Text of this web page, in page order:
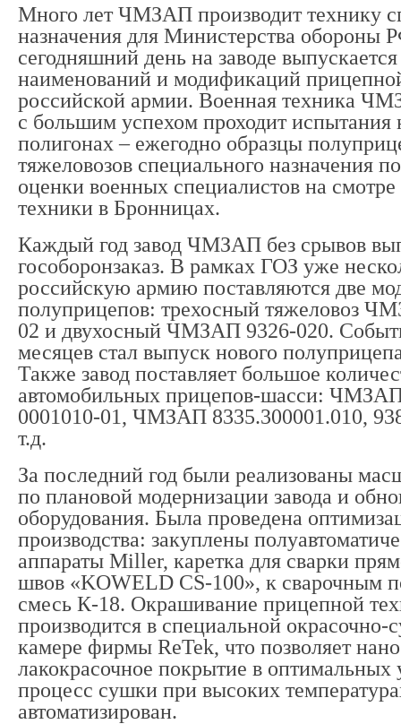
Много лет ЧМЗАП производит технику
назначения для Министерства обороны
сегодняшний день на заводе
наименований и модификаций
российской армии. Военная техника
с большим успехом проходит испытания
полигонах – ежегодно образцы
тяжеловозов специального назначения
оценки военных специалистов на
техники в Бронницах.
Каждый год завод ЧМЗАП без срывов
гособоронзаказ. В рамках ГОЗ уже
российскую армию поставляются две
полуприцепов: трехосный тяжеловоз
02 и двухосный ЧМЗАП 9326-020.
месяцев стал выпуск нового
Также завод поставляет большое
автомобильных прицепов-шасси:
0001010-01, ЧМЗАП 8335.300001.010,
т.д.
За последний год были реализованы
по плановой модернизации завода и
оборудования. Была проведена
производства: закуплены
аппараты Miller, каретка для сварки
швов «KOWELD CS-100», к сварочным
смесь К-18. Окрашивание прицепной
производится в специальной
камере фирмы ReTek, что позволяет
лакокрасочное покрытие в оптимальных
процесс сушки при высоких
автоматизирован.